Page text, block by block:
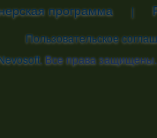
программа |
Пользовательское
. Все права защищены